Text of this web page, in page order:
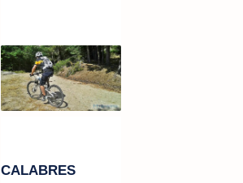
CALABRES